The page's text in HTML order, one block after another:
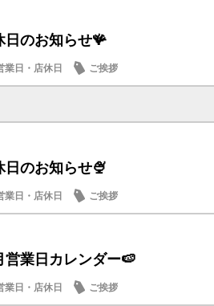
日のお知らせ🪸
業日・店休日 ご挨拶
日のお知らせ🍨
業日・店休日 ご挨拶
営業日カレンダー🍉
業日・店休日 ご挨拶